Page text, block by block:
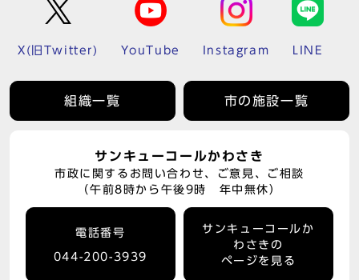
X(旧Twitter) YouTube Instagram LINE
組織一覧 市の施設一覧
サンキューコールかわさき
市政に関するお問い合わせ、ご意見、ご相談
（午前8時から午後9時 年中無休）
電話番号
044-200-3939
サンキューコールか
わさきの
ページを見る